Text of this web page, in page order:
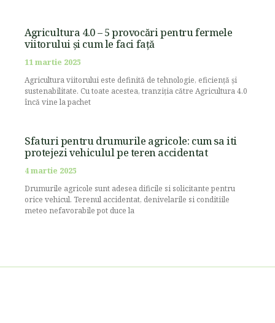
Agricultura 4.0 – 5 provocări pentru fermele
viitorului și cum le faci față
11 martie 2025
Agricultura viitorului este definită de tehnologie, eficiență și
sustenabilitate. Cu toate acestea, tranziția către Agricultura 4.0
încă vine la pachet
Sfaturi pentru drumurile agricole: cum sa iti
protejezi vehiculul pe teren accidentat
4 martie 2025
Drumurile agricole sunt adesea dificile si solicitante pentru
orice vehicul. Terenul accidentat, denivelarile si conditiile
meteo nefavorabile pot duce la